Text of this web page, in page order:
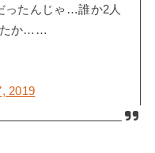
ったんじゃ…誰か2人
たか……
2019